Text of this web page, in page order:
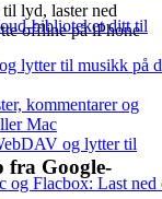
biblioteket ditt til
lytter til musikk på
kommentarer og
Mac
og lytter til
og Flacbox: Last ned
lyd, laster ned
offline på iPhone
fra Google-